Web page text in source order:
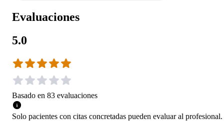
Evaluaciones
5.0
Basado en 83 evaluaciones
Solo pacientes con citas concretadas pueden evaluar al profesional.